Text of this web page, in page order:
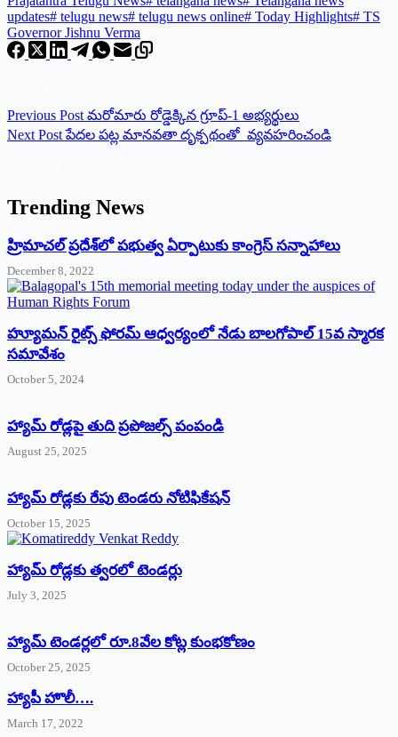
updates# telugu news# telugu news online# Today Highlights# TS
Governor Jishnu Verma
Previous Post మరోమారు రోడ్డెక్కిన గ్రూప్‌-1 అభ్యర్థులు
Next Post పేద‌ల ప‌ట్ల మానవతా దృక్పథంతో వ్యవహరించండి
Trending News
‌హ్రిమాచల్‌ ‌ప్రదేశ్‌లో పభుత్వ ఏర్పాటుకు కాంగ్రెస్‌ ‌సన్నాహాలు
December 8, 2022
హ్యూమన్‌ రైట్స్‌ ఫోరమ్‌ ఆధ్వర్యంలో నేడు బాలగోపాల్‌ 15వ స్మారక
సమావేశం
October 5, 2024
హ్యామ్‌ రోడ్లపై తుది ప్రపోజల్స్‌ పంపండి
August 25, 2025
హ్యామ్‌ రోడ్లకు రేపు టెండరు నోటిఫికేషన్‌
October 15, 2025
హ్యామ్‌ రోడ్లకు త్వరలో టెండర్లు
July 3, 2025
హ్యామ్‌ ‌టెండర్లలో రూ.8వేల కోట్ల కుంభకోణం
October 25, 2025
హ్యాపీ హొలీ….
March 17, 2022